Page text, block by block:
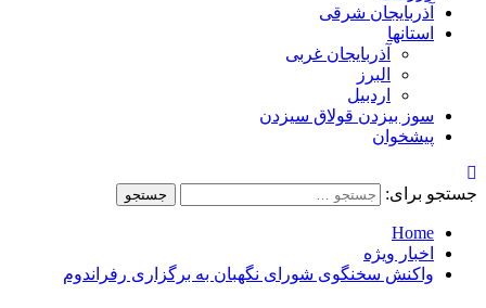
آذربایجان شرقی
استانها
آذربایجان غربی
البرز
اردبیل
سوز بیزدن قولاق سیزدن
پیشخوان
جستجو برای:
Home
اخبار ویژه
واکنش سخنگوی‌ شورای نگهبان به برگزاری رفراندوم